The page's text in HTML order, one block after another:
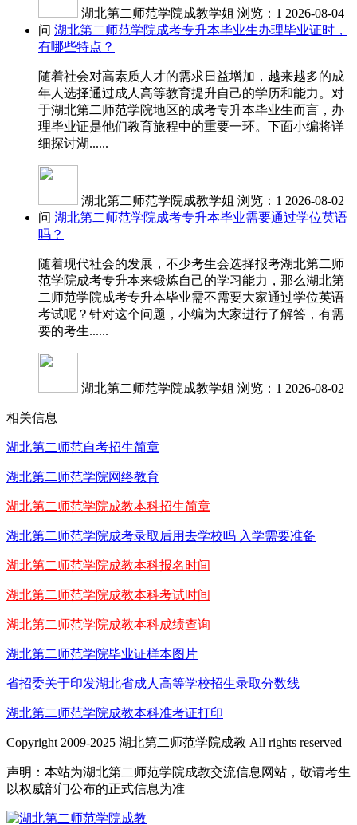
湖北第二师范学院成教学姐 浏览：1 2026-08-04
问 湖北第二师范学院成考专升本毕业生办理毕业证时，
有哪些特点？
随着社会对高素质人才的需求日益增加，越来越多的成
年人选择通过成人高等教育提升自己的学历和能力。对
于湖北第二师范学院地区的成考专升本毕业生而言，办
理毕业证是他们教育旅程中的重要一环。下面小编将详
细探讨湖......
湖北第二师范学院成教学姐 浏览：1 2026-08-02
问 湖北第二师范学院成考专升本毕业需要通过学位英语
吗？
随着现代社会的发展，不少考生会选择报考湖北第二师
范学院成考专升本来锻炼自己的学习能力，那么湖北第
二师范学院成考专升本毕业需不需要大家通过学位英语
考试呢？针对这个问题，小编为大家进行了解答，有需
要的考生......
湖北第二师范学院成教学姐 浏览：1 2026-08-02
相关信息
湖北第二师范自考招生简章
湖北第二师范学院网络教育
湖北第二师范学院成教本科招生简章
湖北第二师范学院成考录取后用去学校吗 入学需要准备
湖北第二师范学院成教本科报名时间
湖北第二师范学院成教本科考试时间
湖北第二师范学院成教本科成绩查询
湖北第二师范学院毕业证样本图片
省招委关于印发湖北省成人高等学校招生录取分数线
湖北第二师范学院成教本科准考证打印
Copyright 2009-2025 湖北第二师范学院成教 All rights reserved
声明：本站为湖北第二师范学院成教交流信息网站，敬请考生
以权威部门公布的正式信息为准